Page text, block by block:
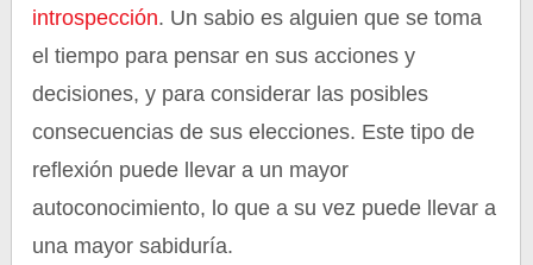
introspección. Un sabio es alguien que se toma
el tiempo para pensar en sus acciones y
decisiones, y para considerar las posibles
consecuencias de sus elecciones. Este tipo de
reflexión puede llevar a un mayor
autoconocimiento, lo que a su vez puede llevar a
una mayor sabiduría.